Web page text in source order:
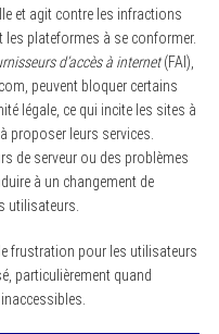
et agit contre les infractions
les plateformes à se conformer.
d’accès à internet(FAI),
peuvent bloquer certains
légale, ce qui incite les sites à
proposer leurs services.
de serveur ou des problèmes
à un changement de
utilisateurs.
frustration pour les utilisateurs
particulièrement quand